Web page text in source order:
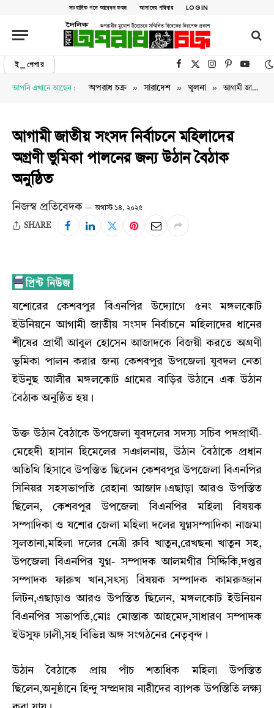
সাংবাদিক পদে আবেদন ফরম আমাদের পরিবার LOGIN
ই_পেপার Facebook
X (Twitter)Instagram
Pinterest
আপনি এখানে আছেন : অপরাধ চক্র » সারাদেশ » খুলনা » আগামী জাতীয় সংসদ নির্বাচনে মহিলাদের অগ্রণী ভুমিকা পালনের জন্য উঠান বৈঠাক অনুষ্ঠিত
আগামী জাতীয় সংসদ নির্বাচনে মহিলাদের
অগ্রণী ভুমিকা পালনের জন্য উঠান বৈঠাক
অনুষ্ঠিত
নিজস্ব প্রতিবেদক অগাস্ট ১৪, ২০২৫
SHARE
যশোরের কেশবপুর বিএনপির উদ্যোগে ৫নং মঙ্গলকোট
ইউনিয়নে আগামী জাতীয় সংসদ নির্বাচনে মহিলাদের ধানের
শীষের প্রার্থী আবুল হোসেন আজাদকে বিজয়ী করতে অগ্রণী
ভুমিকা পালন করার জন্য কেশবপুর উপজেলা যুবদল নেতা
ইউনুছ আলীর মঙ্গলকোট গ্রামের বাড়ির উঠানে এক উঠান
বৈঠাক অনুষ্ঠিত হয়।
উক্ত উঠান বৈঠাকে উপজেলা যুবদলের সদস্য সচিব পদপ্রার্থী-
মেহেদী হাসান হিমেলের সঞালনায়, উঠান বৈঠাকে প্রধান
অতিথি হিসাবে উপস্তিত ছিলেন কেশবপুর উপজেলা বিএনপির
সিনিয়র সহসভাপতি রেহানা আজাদ।এছাড়া আরও উপস্তিত
ছিলেন, কেশবপুর উপজেলা বিএনপির মহিলা বিষয়ক
সম্পাদিকা ও যশোর জেলা মহিলা দলের যুগ্নসম্পাদিকা নাজমা
সুলতানা,মহিলা দলের নেত্রী রুবি খাতুন,রেখছনা খাতুন সহ,
উপজেলা বিএনপির যুগ্ন- সম্পাদক আলমগীর সিদ্দিকি,দপ্তর
সম্পাদক ফারুখ খান,সৎস্য বিষয়ক সম্পাদক কামরুজ্জান
লিটন,এছাড়াও আরও উপস্তিত ছিলেন, মঙ্গলকোট ইউনিয়ন
বিএনপির সভাপতি,মোঃ মোস্তাক আহমেদ,সাধারণ সম্পাদক
ইউসুফ ঢালী,সহ বিভিন্ন অঙ্গ সংগঠনের নেতৃবৃন্দ।
উঠান বৈঠাকে প্রায় পাঁচ শতাধিক মহিলা উপস্তিত
ছিলেন,অনুষ্ঠানে হিন্দু সম্প্রদায় নারীদের ব্যাপক উপস্তিতি লক্ষ্য